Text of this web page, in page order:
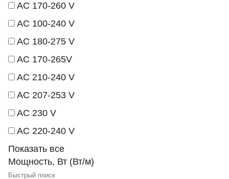
AC 170-260 V
AC 100-240 V
AC 180-275 V
AC 170-265V
AC 210-240 V
AC 207-253 V
AC 230 V
AC 220-240 V
Показать все
Мощность, Вт (Вт/м)